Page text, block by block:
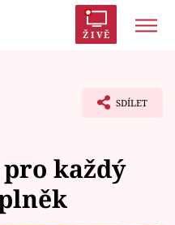
ŽIVĚ
SDÍLET
každý